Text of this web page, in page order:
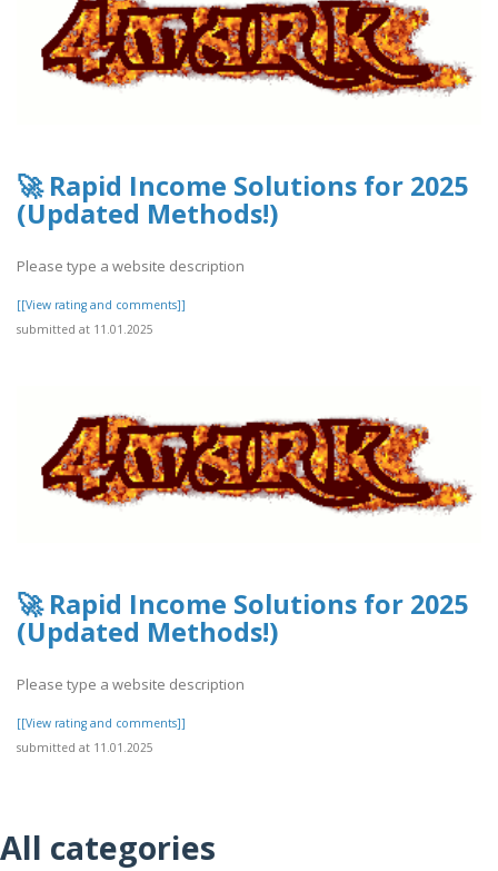
🚀 Rapid Income Solutions for 2025
(Updated Methods!)
Please type a website description
[[View rating and comments]]
submitted at 11.01.2025
🚀 Rapid Income Solutions for 2025
(Updated Methods!)
Please type a website description
[[View rating and comments]]
submitted at 11.01.2025
All categories